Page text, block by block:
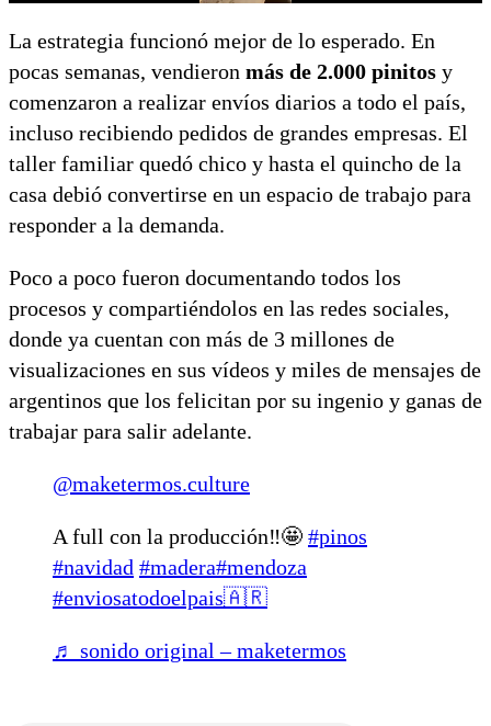
La estrategia funcionó mejor de lo esperado. En
pocas semanas, vendieron más de 2.000 pinitos y
comenzaron a realizar envíos diarios a todo el país,
incluso recibiendo pedidos de grandes empresas. El
taller familiar quedó chico y hasta el quincho de la
casa debió convertirse en un espacio de trabajo para
responder a la demanda.
Poco a poco fueron documentando todos los
procesos y compartiéndolos en las redes sociales,
donde ya cuentan con más de 3 millones de
visualizaciones en sus vídeos y miles de mensajes de
argentinos que los felicitan por su ingenio y ganas de
trabajar para salir adelante.
@maketermos.culture
A full con la producción‼️🤩 #pinos
#navidad #madera#mendoza
#enviosatodoelpais🇦🇷
♬ sonido original – maketermos